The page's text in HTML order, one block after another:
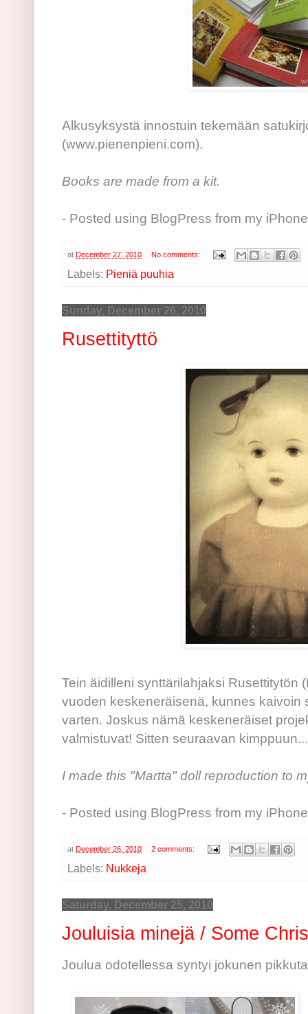
Alkusyksystä innostuin tekemään
(www.pienenpieni.com).
Books are made from a kit.
- Posted using BlogPress from my iPhone
at December 27, 2010 No comments:
Labels: Pieniä puuhia
Sunday, December 26, 2010
Rusettityttö
Tein äidilleni synttärilahjaksi Rusettitytön
vuoden keskeneräisenä, kunnes kaivoin
varten. Joskus nämä keskeneräiset
valmistuvat! Sitten seuraavan kimppuun...
I made this "Martta" doll reproduction to
- Posted using BlogPress from my iPhone
at December 26, 2010 2 comments:
Labels: Nukkeja
Saturday, December 25, 2010
Jouluisia minejä / Some
Joulua odotellessa syntyi jokunen